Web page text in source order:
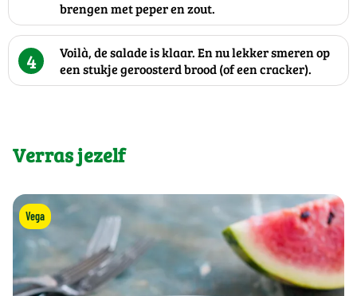
brengen met peper en zout.
4
Voilà, de salade is klaar. En nu lekker smeren op
een stukje geroosterd brood (of een cracker).
Verras jezelf
Vega